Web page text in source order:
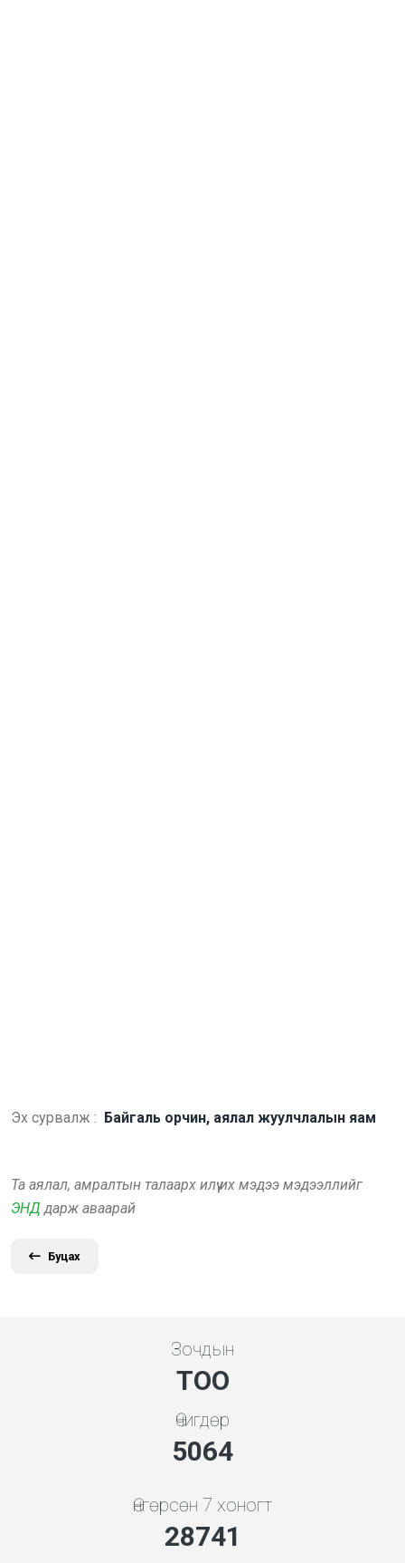
Эх сурвалж : Байгаль орчин, аялал жуулчлалын яам
Та аялал, амралтын талаарх илүү их мэдээ мэдээллийг
ЭНД дарж аваарай
Буцах
Зочдын
ТОО
Өчигдөр
5648
Өнгөрсөн 7 хоногт
32058